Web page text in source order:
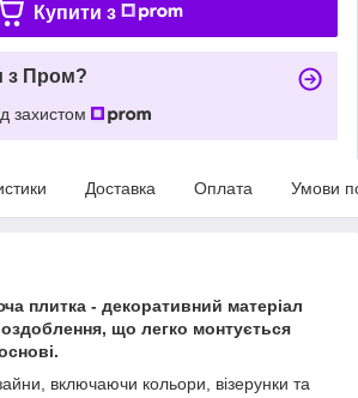
Купити з
з Пром?
захистом
Доставка Оплата Умови
плитка - декоративний матеріал
що легко монтується
включаючи кольори, візерунки та